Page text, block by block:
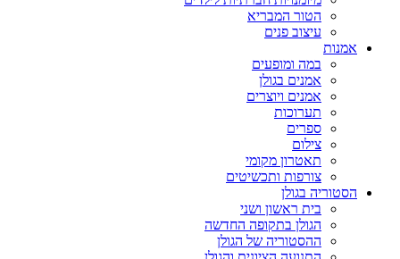
הטור המבריא
עיצוב פנים
אמנות
במה ומופעים
אמנים בגולן
אמנים ויוצרים
תערוכות
ספרים
צילום
תאטרון מקומי
צורפות ותכשיטים
הסטוריה בגולן
בית ראשון ושני
הגולן בתקופה החדשה
ההסטוריה של הגולן